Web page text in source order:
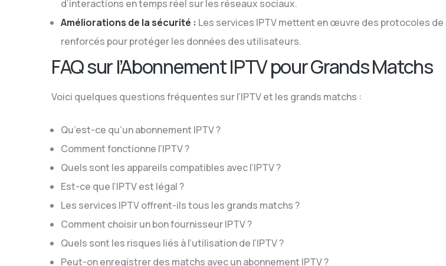
d’interactions en temps réel sur les réseaux sociaux.
Améliorations de la sécurité : Les services IPTV mettent en œuvre des protocoles
renforcés pour protéger les données des utilisateurs.
FAQ sur l’Abonnement IPTV pour Grands Matchs
Voici quelques questions fréquentes sur l’IPTV et les grands matchs :
Qu’est-ce qu’un abonnement IPTV ?
Comment fonctionne l’IPTV ?
Quels sont les appareils compatibles avec l’IPTV ?
Est-ce que l’IPTV est légal ?
Les services IPTV offrent-ils tous les grands matchs ?
Comment choisir un bon fournisseur IPTV ?
Quels sont les risques liés à l’utilisation de l’IPTV ?
Peut-on enregistrer des matchs avec un abonnement IPTV ?